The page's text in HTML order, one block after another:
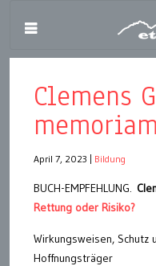
Clemens
memoriam
April 7, 2023 Bildung
BUCH-EMPFEHLUNG.
Rettung oder Risiko?
Wirkungsweisen,
Hoffnungsträger